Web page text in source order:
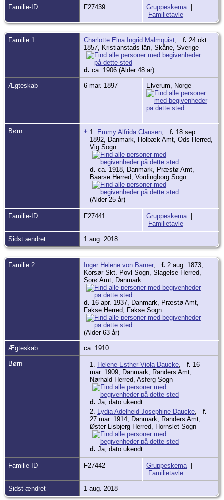
Familie-ID F27439 Gruppeskema|
Familietavle
Familie 1 Charlotte Elna Ingrid Malmquist, f. 24 okt.
1857, Kristianstads län, Skåne, Sverige
d. ca. 1906 (Alder 48 år)
Ægteskab 6 mar. 1897 Elverum, Norge
Børn + 1. Emmy Alfrida Clausen, f. 18 sep.
1892, Danmark, Holbæk Amt, Ods Herred,
Vig Sogn
d. ca. 1918, Danmark, Præstø Amt,
Baarse Herred, Vordingborg Sogn
(Alder 25 år)
Familie-ID F27441 Gruppeskema|
Familietavle
Sidst ændret 1 aug. 2018
Familie 2 Inger Helene von Barner, f. 2 aug. 1873,
Korsør Skt. Povl Sogn, Slagelse Herred,
Sorø Amt, Danmark
d. 16 apr. 1937, Danmark, Præstø Amt,
Fakse Herred, Fakse Sogn
(Alder 63 år)
Ægteskab ca. 1910
Børn 1. Helene Esther Viola Daucke, f. 16
mar. 1909, Danmark, Randers Amt,
Nørhald Herred, Asferg Sogn
d. Ja, dato ukendt
2. Lydia Adelheid Josephine Daucke, f.
27 mar. 1914, Danmark, Randers Amt,
Øster Lisbjerg Herred, Hornslet Sogn
d. Ja, dato ukendt
Familie-ID F27442 Gruppeskema|
Familietavle
Sidst ændret 1 aug. 2018